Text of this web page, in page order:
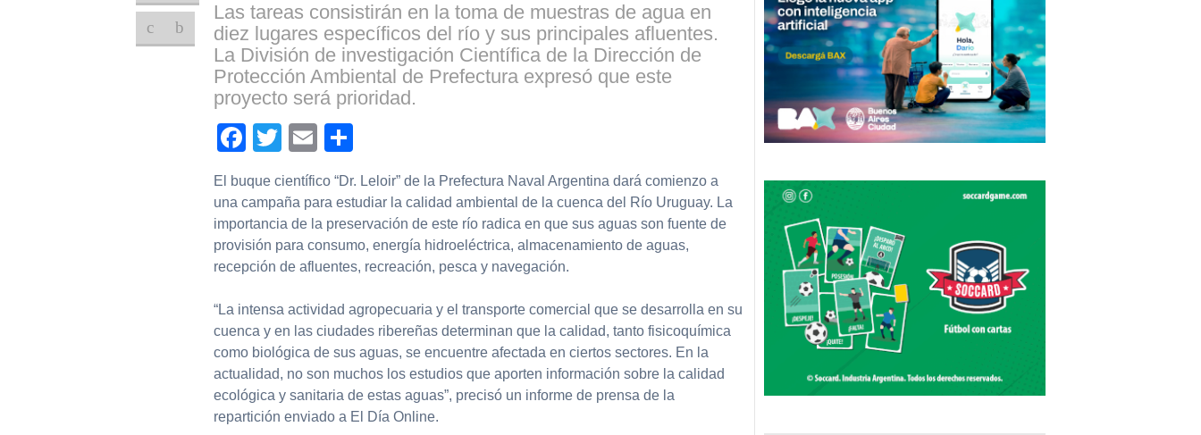
Las tareas consistirán en la toma de muestras de agua en
diez lugares específicos del río y sus principales afluentes.
La División de investigación Científica de la Dirección de
Protección Ambiental de Prefectura expresó que este
proyecto será prioridad.
Facebook
TwitterEmail
El buque científico “Dr. Leloir” de la Prefectura Naval Argentina dará comienzo a
una campaña para estudiar la calidad ambiental de la cuenca del Río Uruguay. La
importancia de la preservación de este río radica en que sus aguas son fuente de
provisión para consumo, energía hidroeléctrica, almacenamiento de aguas,
recepción de afluentes, recreación, pesca y navegación.
“La intensa actividad agropecuaria y el transporte comercial que se desarrolla en su
cuenca y en las ciudades ribereñas determinan que la calidad, tanto fisicoquímica
como biológica de sus aguas, se encuentre afectada en ciertos sectores. En la
actualidad, no son muchos los estudios que aporten información sobre la calidad
ecológica y sanitaria de estas aguas”, precisó un informe de prensa de la
repartición enviado a El Día Online.